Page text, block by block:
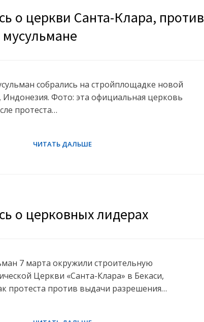
о церкви Санта-Клара, против
собрались на стройплощадке новой
Индонезия. Фото: эта официальная церковь
протеста…
о церковных лидерах
7 марта окружили строительную
Церкви «Санта-Клара» в Бекаси,
протеста против выдачи разрешения…